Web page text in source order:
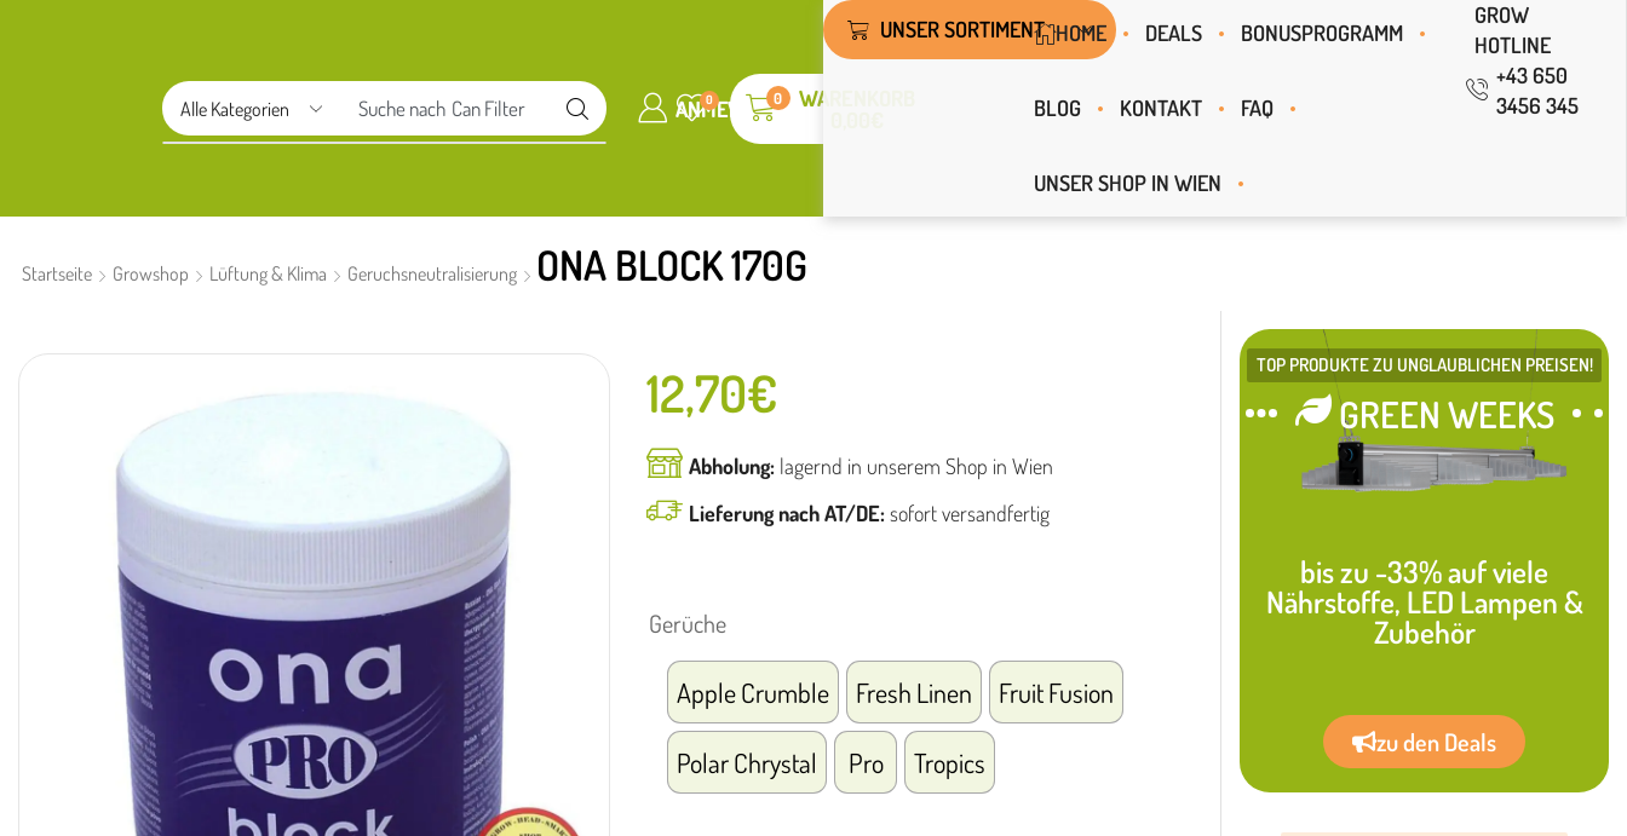
Suche nach Aptus ANMELDEN
0 WUNSCHLISTE
0
WARENKORB
UNSER SORTIMENT HOME DEALS BONUSPROGRAMM
BLOG KONTAKT FAQ
UNSER SHOP IN WIEN
GROW
HOTLINE
+43 650
3456 345
Startseite Growshop Lüftung & Klima Geruchsneutralisierung ONA BLOCK 170G
12,70€
Abholung: lagernd in unserem Shop in Wien
Lieferung nach AT/DE:sofort versandfertig
Gerüche
Apple Crumble Fresh Linen Fruit Fusion
Polar Chrystal Pro Tropics
TOP PRODUKTE ZU UNGLAUBLICHEN PREISEN!
GREEN WEEKS
bis zu -33% auf viele
Nährstoffe, LED Lampen &
Zubehör
zu den Deals